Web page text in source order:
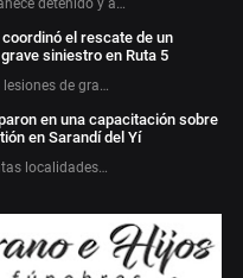
detenido y a…
el rescate de un
siniestro en Ruta 5
de gra…
en una capacitación sobre
en Sarandí del Yí
localidades…